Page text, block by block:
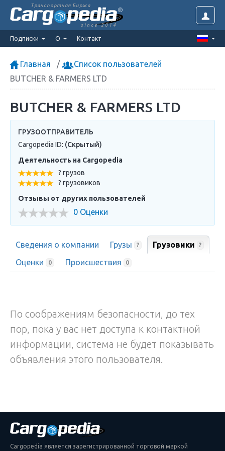
Транспортная Биржа
since 2014
Подписки О Контакт
Главная
Список пользователей
BUTCHER & FARMERS LTD
BUTCHER & FARMERS LTD
ГРУЗООТПРАВИТЕЛЬ
Cargopedia ID: (Скрытый)
Деятельность на Cargopedia
? грузов
? грузовиков
Отзывы от других пользователей
0 Оценки
Сведения о компании Грузы ? Грузовики ?
Оценки 0 Происшествия 0
По соображениям безопасности, до тех
пор, пока у вас нет доступа к контактной
информации, система не будет показывать
объявления этого пользователя.
Cargopedia является зарегистрированной торговой маркой